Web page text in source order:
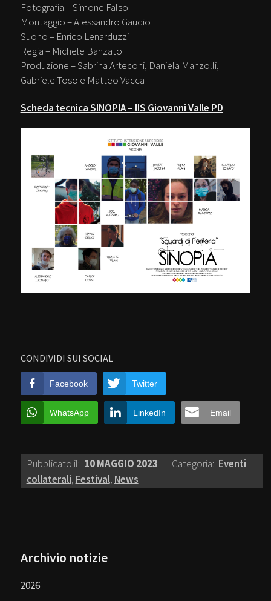
Fotografia – Simone Falso
Montaggio – Alessandro Gaudio
Suono – Enrico Lenarduzzi
Regia – Michele Banzato
Produzione – Sabrina Arteconi, Daniela Manzolli,
Gabriele Toso e Matteo Vacca
Scheda tecnica SINOPIA – IIS Giovanni Valle PD
CONDIVIDI SUI SOCIAL
Facebook Twitter
WhatsApp LinkedIn Email
Pubblicato il: 10 MAGGIO 2023 Categoria: Eventi
collaterali, Festival, News
Archivio notizie
2026